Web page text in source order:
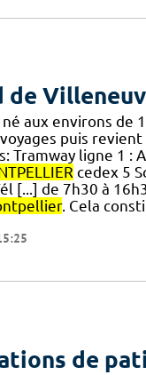
de
aux environs de
puis revient
Tramway ligne 1 :
cedex 5
[...] de 7h30 à
. Cela
de